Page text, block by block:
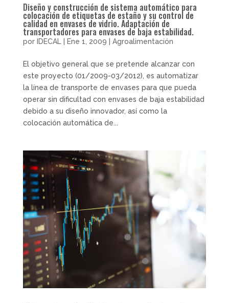
Diseño y construcción de sistema automático para
colocación de etiquetas de estaño y su control de
calidad en envases de vidrio. Adaptación de
transportadores para envases de baja estabilidad.
por IDECAL Ene 1, 2009 Agroalimentación
El objetivo general que se pretende alcanzar con
este proyecto (01/2009-03/2012), es automatizar
la línea de transporte de envases para que pueda
operar sin dificultad con envases de baja estabilidad
debido a su diseño innovador, así como la
colocación automática de...